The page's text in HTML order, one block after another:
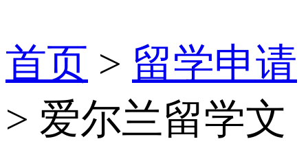
首页 > 留学申请
> 爱尔兰留学文